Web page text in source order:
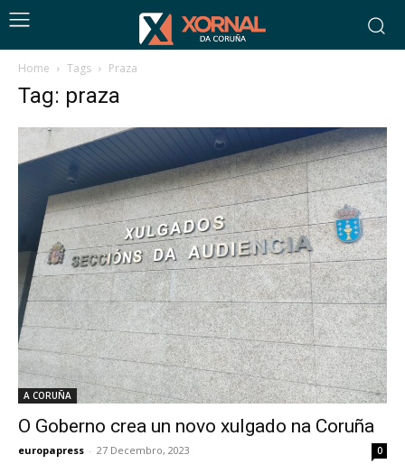
Home Tags Praza
Tag: praza
A CORUÑA
O Goberno crea un novo xulgado na Coruña
europapress - 27 Decembro, 2023 0